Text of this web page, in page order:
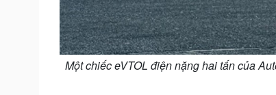
Một chiếc eVTOL điện nặng hai tấn của